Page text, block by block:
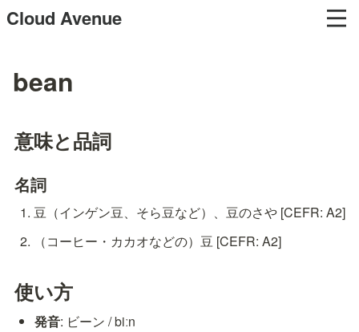
Cloud Avenue
bean
意味と品詞
名詞
豆（インゲン豆、そら豆など）、豆のさや [CEFR: A2]
（コーヒー・カカオなどの）豆 [CEFR: A2]
使い方
発音: ビーン / biːn